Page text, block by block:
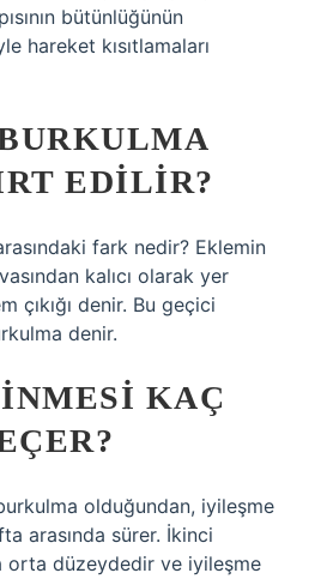
bütünlüğünün
hareket kısıtlamaları
EDILIR?
fark nedir? Eklemin
kalıcı olarak yer
çıkığı denir. Bu geçici
denir.
KAÇ
olduğundan, iyileşme
arasında sürer. İkinci
orta düzeydedir ve iyileşme